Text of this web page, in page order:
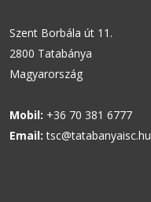
Szent Borbála út 11.
2800 Tatabánya
Magyarország
Mobil: +36 70 381 6777
Email: tsc@tatabanyaisc.hu